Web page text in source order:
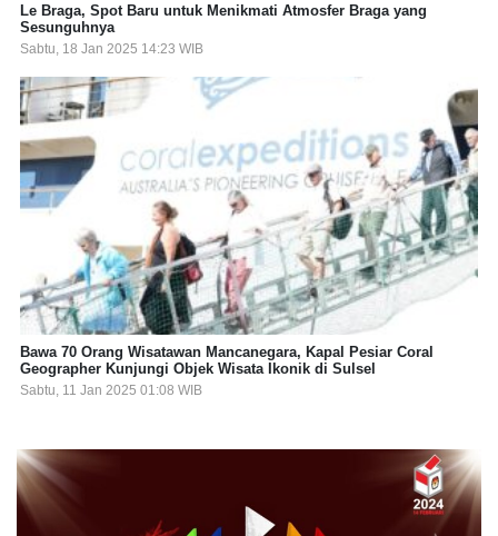
Le Braga, Spot Baru untuk Menikmati Atmosfer Braga yang
Sesunguhnya
Sabtu, 18 Jan 2025 14:23 WIB
Bawa 70 Orang Wisatawan Mancanegara, Kapal Pesiar Coral
Geographer Kunjungi Objek Wisata Ikonik di Sulsel
Sabtu, 11 Jan 2025 01:08 WIB